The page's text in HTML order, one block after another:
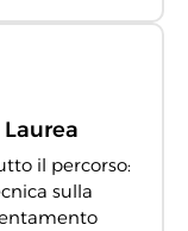
il percorso:
sulla